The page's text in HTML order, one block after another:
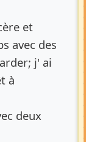
et
avec des
j' ai
à
deux